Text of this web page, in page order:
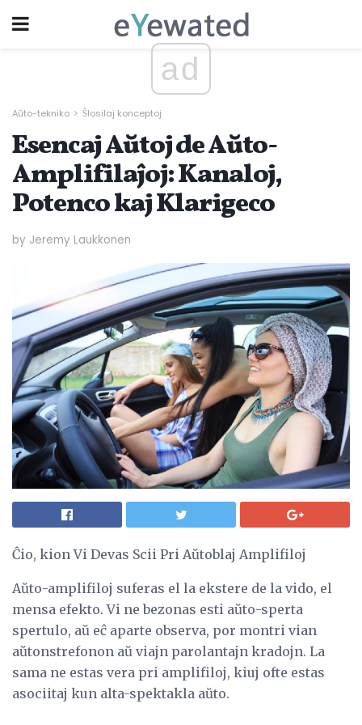
ad
Aŭto-tekniko Ŝlosilaj konceptoj
Esencaj Aŭtoj de Aŭto-
Amplifilaĵoj: Kanaloj,
Potenco kaj Klarigeco
by Jeremy Laukkonen
Ĉio, kion Vi Devas Scii Pri Aŭtoblaj Amplifiloj
Aŭto-amplifiloj suferas el la ekstere de la vido, el
mensa efekto. Vi ne bezonas esti aŭto-sperta
spertulo, aŭ eĉ aparte observa, por montri vian
aŭtonstrefonon aŭ viajn parolantajn kradojn. La
sama ne estas vera pri amplifiloj, kiuj ofte estas
asociitaj kun alta-spektakla aŭto.